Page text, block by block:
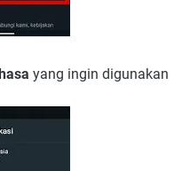
yang ingin digunakan